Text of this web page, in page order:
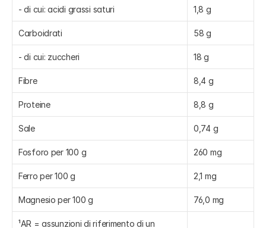
- di cui: acidi grassi saturi 1,8 g
Carboidrati 58 g
- di cui: zuccheri 18 g
Fibre 8,4 g
Proteine 8,8 g
Sale 0,74 g
Fosforo per 100 g 260 mg
Ferro per 100 g 2,1 mg
Magnesio per 100 g 76,0 mg
¹AR = assunzioni di riferimento di un